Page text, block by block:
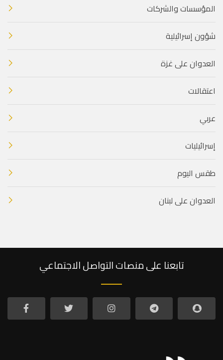
المؤسسات والشركات
شؤون إسرائيلية
العدوان على غزة
اعتقالات
عربي
إسرائيليات
طقس اليوم
العدوان على لبنان
تابعنا على منصات التواصل الاجتماعي